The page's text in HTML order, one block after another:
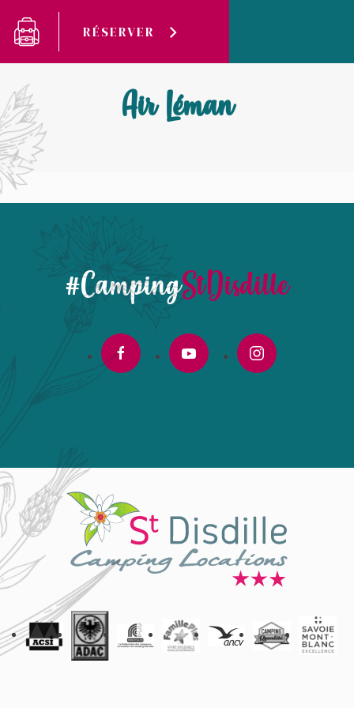
RÉSERVER
Camping Saint-Disdille
Air Léman
#CampingStDisdille
facebook youtube instagram
Panneau de gestion des cookies